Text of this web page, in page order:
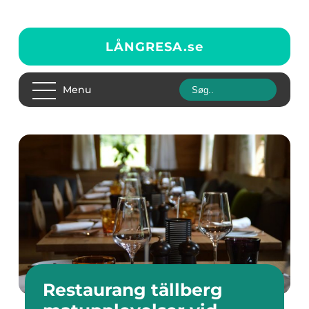
LÅNGRESA.se
Menu
Restaurang tällberg